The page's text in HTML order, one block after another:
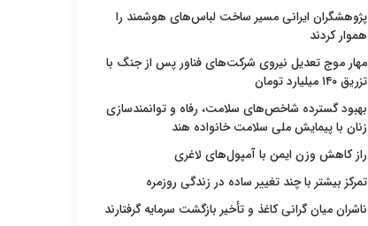
پژوهشگران ایرانی مسیر ساخت لباس‌های هوشمند را
هموار کردند
مهار موج تعدیل نیروی شرکت‌های فناور پس از جنگ با
تزریق ۱۴۰ میلیارد تومان
بهبود گسترده شاخص‌های سلامت، رفاه و توانمندسازی
زنان با پیمایش ملی سلامت خانواده هند
راز کاهش وزن ایمن با آمپول‌های لاغری
تمرکز بیشتر با چند تغییر ساده در زندگی روزمره
ناشران میان گرانی کاغذ و تأخیر بازگشت سرمایه گرفتارند